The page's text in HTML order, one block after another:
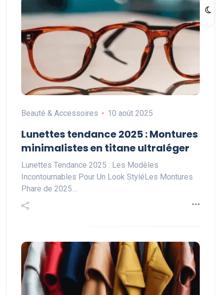
Beauté & Accessoires 10 août 2025
Lunettes tendance 2025 : Montures
minimalistes en titane ultraléger
Lunettes Tendance 2025 : Les Modèles
Incontournables Pour Un Look StyléLes Montures
Phare de 2025…